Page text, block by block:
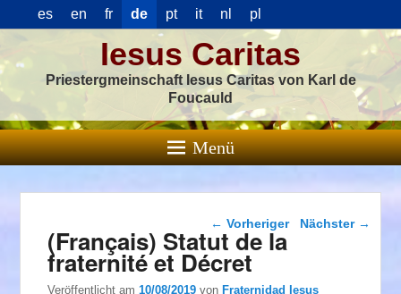
es en fr de pt it nl pl
Iesus Caritas
Priestergmeinschaft Iesus Caritas von Karl de
Foucauld
Menü
Beitragsnavigation
← Vorheriger Nächster →
(Français) Statut de la
fraternité et Décret
Veröffentlicht am10/08/2019 vonFraternidad Iesus